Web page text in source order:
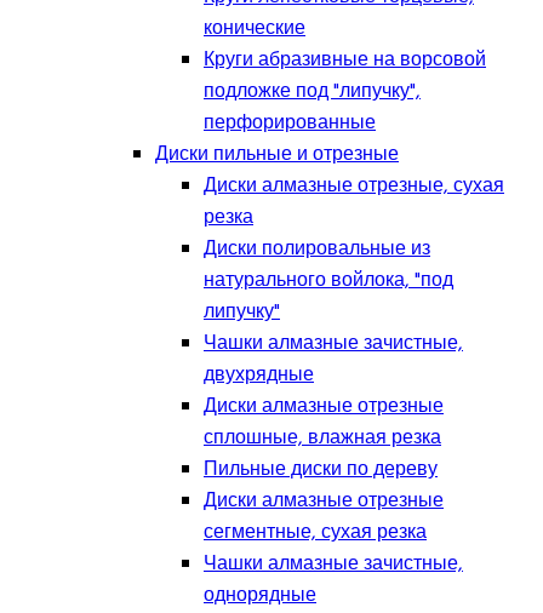
конические
Круги абразивные на ворсовой
подложке под "липучку",
перфорированные
Диски пильные и отрезные
Диски алмазные отрезные, сухая
резка
Диски полировальные из
натурального войлока, "под
липучку"
Чашки алмазные зачистные,
двухрядные
Диски алмазные отрезные
сплошные, влажная резка
Пильные диски по дереву
Диски алмазные отрезные
сегментные, сухая резка
Чашки алмазные зачистные,
однорядные